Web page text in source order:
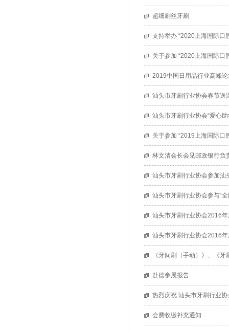
超细刷丝牙刷
支持举办 “2020上海国际口
关于参加 “2020上海国际口
2019中国日用品行业高峰
汕头市牙刷行业协会春节送
汕头市牙刷行业协会“爱心
关于参加 “2019上海国际口
林文清会长会见邮政银行负
汕头市牙刷行业协会参加汕
汕头市牙刷行业协会参与“
汕头市牙刷行业协会2016
汕头市牙刷行业协会2016
《牙间刷（手动）》、《
赴德参展报告
热烈庆祝 汕头市牙刷行业
会费收缴补充通知